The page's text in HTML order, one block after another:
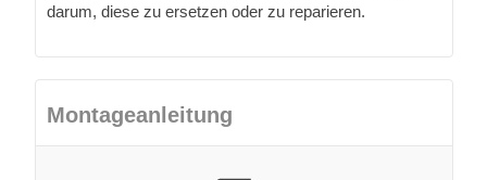
darum, diese zu ersetzen oder zu reparieren.
Montageanleitung